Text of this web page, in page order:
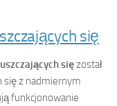
się
sięzostał
się z nadmiernym
funkcjonowanie